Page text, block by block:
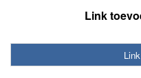
Link